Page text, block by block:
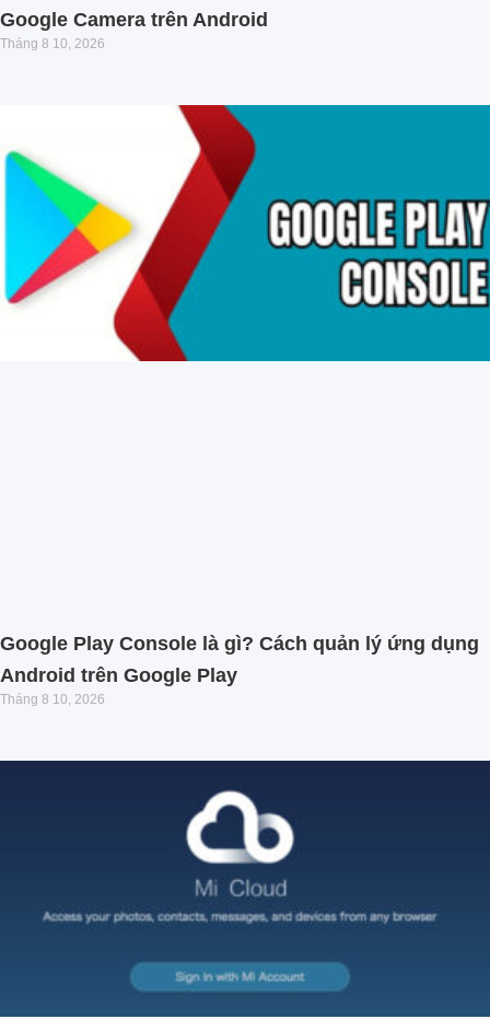
Google Camera trên Android
Tháng 8 10, 2026
Google Play Console là gì? Cách quản lý ứng dụng
Android trên Google Play
Tháng 8 10, 2026